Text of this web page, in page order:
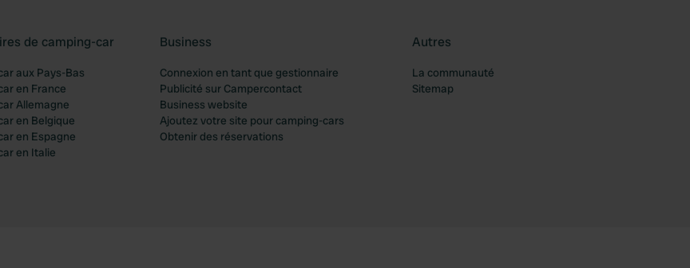
de camping-car
aux Pays-Bas
en France
Allemagne
en Belgique
en Espagne
en Italie
Business
Connexion en tant que gestionnaire
Publicité sur Campercontact
Business website
Ajoutez votre site pour camping-cars
Obtenir des réservations
Autres
La communauté
Sitemap